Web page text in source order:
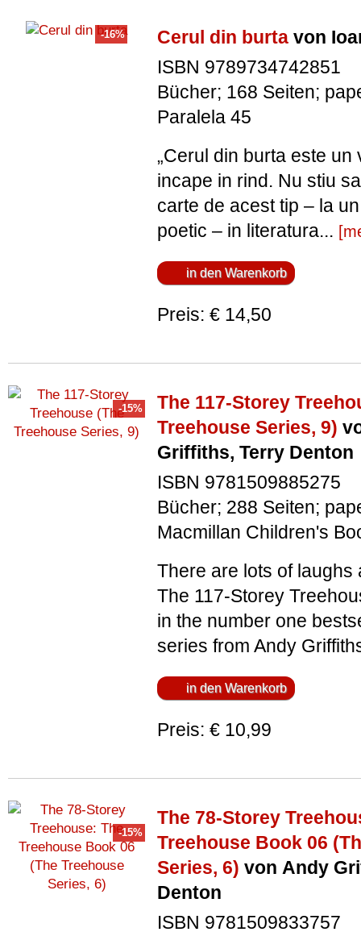
Cerul din burta von
ISBN 9789734742851
Bücher; 168 Seiten;
Paralela 45
„Cerul din burta este un
incape in rind. Nu stiu
carte de acest tip – la
poetic – in literatura...
Preis: € 14,50
The 117-Storey
Treehouse Series, 9)
Griffiths, Terry Denton
ISBN 9781509885275
Bücher; 288 Seiten;
Macmillan Children's
There are lots of laughs
The 117-Storey
in the number one
series from Andy
Preis: € 10,99
The 78-Storey
Treehouse Book 06
Series, 6) von Andy
Denton
ISBN 9781509833757